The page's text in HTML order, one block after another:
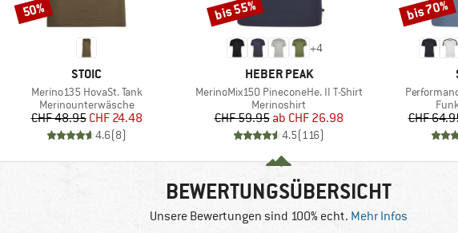
MARKE
STOIC
Artikel
Merino135 HovaSt. Tank
Produktgruppe
Merinounterwäsche
Preis
CHF 48.95reduzierter Preis
CHF 24.48
4.6(8)
Rabatt
50%
+4
MARKE
HEBER PEAK
Artikel
MerinoMix150 PineconeHe. II T-Shirt
Produktgruppe
Merinoshirt
Preis
CHF 59.95 reduzierter Preis
ab CHF 26.98
4.5(116)
Rabatt
bis 55%
Artikel
CHF
Rabatt
bis 70%
BEWERTUNGSÜBERSICHT
Unsere Bewertungen sind 100% echt. Mehr Infos